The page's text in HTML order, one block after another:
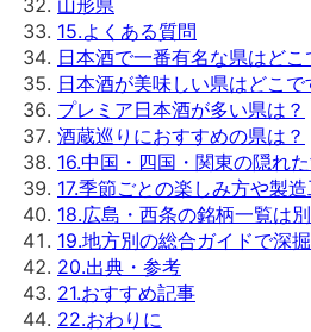
15.よくある質問
日本酒で一番有名な県はどこ
日本酒が美味しい県はどこで
プレミア日本酒が多い県は？
酒蔵巡りにおすすめの県は？
16.中国・四国・関東の隠れ
17.季節ごとの楽しみ方や製
18.広島・西条の銘柄一覧は
19.地方別の総合ガイドで深掘
20.出典・参考
21.おすすめ記事
22.おわりに